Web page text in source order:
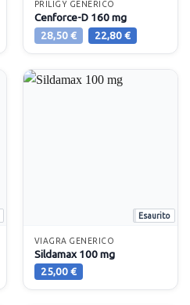
PRILIGY GENERICO
Cenforce-D 160 mg
28,50€
Il
prezzo
originale
22,80€ Il
prezzo
attuale
Esaurito
VIAGRA GENERICO
Sildamax 100 mg
25,00€